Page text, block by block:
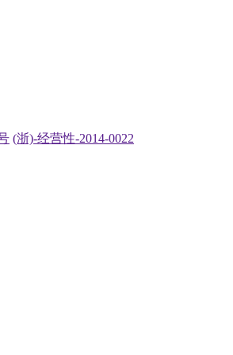
(浙)-经营性-2014-0022